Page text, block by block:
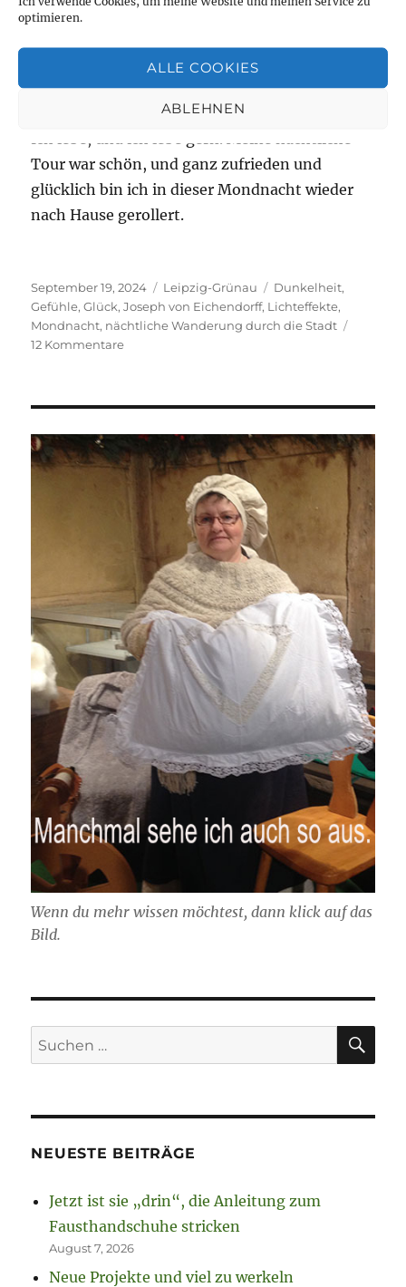
optimieren.
ALLE COOKIES
ABLEHNEN
Die „Mondnacht“ von Jpseph von Eichendorff
dieser Mondnacht konnte ich gut
nachempfinden, wie das ist, wenn das Herz
voller Gefühl bald überläuft.
Tour war schön, und ganz zufrieden und
glücklich bin ich in dieser Mondnacht wieder
nach Hause gerollert.
Veröffentlicht
am
September 19, 2024 Kategorien
Leipzig-Grünau Schlagwörter
Dunkelheit,
Gefühle,Glück,Joseph von Eichendorff, Lichteffekte,
Mondnacht, nächtliche Wanderung durch die Stadt
12 Kommentarezu
Wenn du mehr wissen möchtest, dann klick auf das
Bild.
Suchen
nach:
NEUESTE BEITRÄGE
Jetzt ist sie „drin“, die Anleitung zum
Fausthandschuhe stricken
August 7, 2026
Neue Projekte und viel zu werkeln